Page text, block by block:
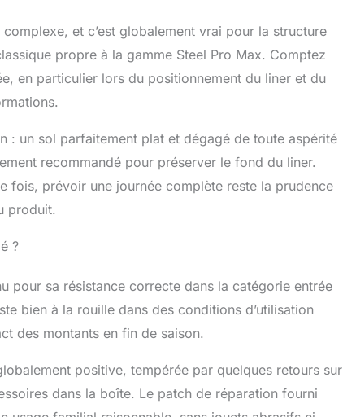
et c’est globalement vrai pour la structure
propre à la gamme Steel Pro Max. Comptez
en particulier lors du positionnement du liner et du
: un sol parfaitement plat et dégagé de toute aspérité
recommandé pour préserver le fond du liner.
fois, prévoir une journée complète reste la prudence
produit.
?
pour sa résistance correcte dans la catégorie entrée
bien à la rouille dans des conditions d’utilisation
des montants en fin de saison.
positive, tempérée par quelques retours sur
dans la boîte. Le patch de réparation fourni